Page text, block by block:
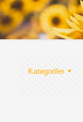
Kategoriler